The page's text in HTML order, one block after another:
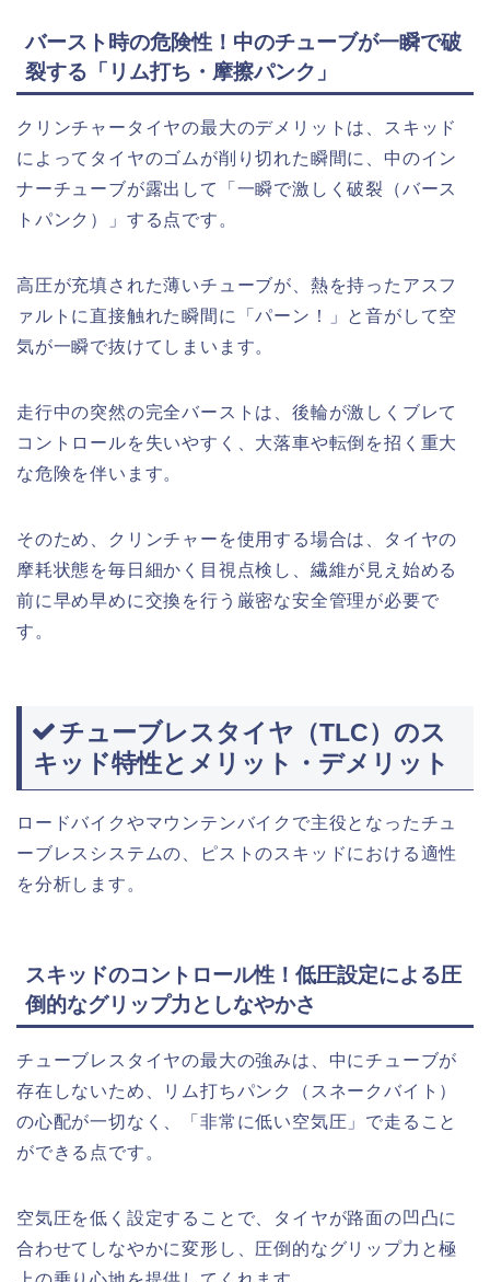
バースト時の危険性！中のチューブが一瞬で破
裂する「リム打ち・摩擦パンク」
クリンチャータイヤの最大のデメリットは、スキッド
によってタイヤのゴムが削り切れた瞬間に、中のイン
ナーチューブが露出して「一瞬で激しく破裂（バース
トパンク）」する点です。
高圧が充填された薄いチューブが、熱を持ったアスフ
ァルトに直接触れた瞬間に「パーン！」と音がして空
気が一瞬で抜けてしまいます。
走行中の突然の完全バーストは、後輪が激しくブレて
コントロールを失いやすく、大落車や転倒を招く重大
な危険を伴います。
そのため、クリンチャーを使用する場合は、タイヤの
摩耗状態を毎日細かく目視点検し、繊維が見え始める
前に早め早めに交換を行う厳密な安全管理が必要で
す。
チューブレスタイヤ（TLC）のス
キッド特性とメリット・デメリット
ロードバイクやマウンテンバイクで主役となったチュ
ーブレスシステムの、ピストのスキッドにおける適性
を分析します。
スキッドのコントロール性！低圧設定による圧
倒的なグリップ力としなやかさ
チューブレスタイヤの最大の強みは、中にチューブが
存在しないため、リム打ちパンク（スネークバイト）
の心配が一切なく、「非常に低い空気圧」で走ること
ができる点です。
空気圧を低く設定することで、タイヤが路面の凹凸に
合わせてしなやかに変形し、圧倒的なグリップ力と極